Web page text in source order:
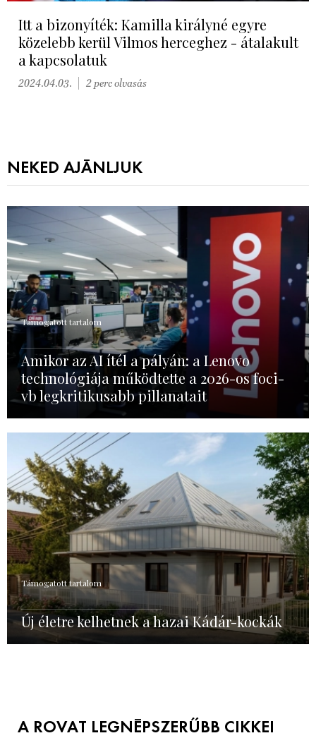
Itt a bizonyíték: Kamilla királyné egyre
közelebb kerül Vilmos herceghez - átalakult
a kapcsolatuk
2024.04.03. 2 perc olvasás
NEKED AJÁNLJUK
Támogatott tartalom
Amikor az AI ítél a pályán: a Lenovo
technológiája működtette a 2026-os foci-
vb legkritikusabb pillanatait
Támogatott tartalom
Új életre kelhetnek a hazai Kádár-kockák
A ROVAT LEGNÉPSZERŰBB CIKKEI